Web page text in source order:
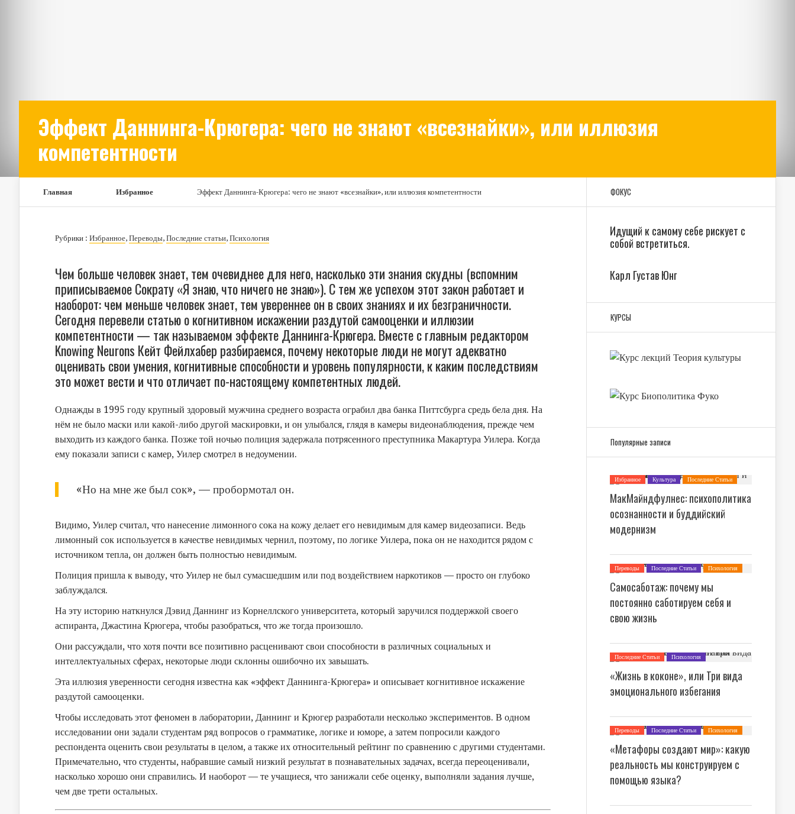
Эффект Даннинга-Крюгера: чего не знают «всезнайки», или иллюзия
компетентности
Главная Избранное Эффект Даннинга-Крюгера: чего не знают «всезнайки», или иллюзия компетентности
Рубрики : Избранное, Переводы, Последние статьи, Психология
Чем больше человек знает, тем очевиднее для него, насколько эти знания скудны (вспомним
приписываемое Сократу «Я знаю, что ничего не знаю»). С тем же успехом этот закон работает и
наоборот: чем меньше человек знает, тем увереннее он в своих знаниях и их безграничности.
Сегодня перевели статью о когнитивном искажении раздутой самооценки и иллюзии
компетентности — так называемом эффекте Даннинга-Крюгера. Вместе с главным редактором
Knowing Neurons Кейт Фейлхабер разбираемся, почему некоторые люди не могут адекватно
оценивать свои умения, когнитивные способности и уровень популярности, к каким последствиям
это может вести и что отличает по-настоящему компетентных людей.
Однажды в 1995 году крупный здоровый мужчина среднего возраста ограбил два банка Питтсбурга средь бела дня. На
нём не было маски или какой-либо другой маскировки, и он улыбался, глядя в камеры видеонаблюдения, прежде чем
выходить из каждого банка. Позже той ночью полиция задержала потрясенного преступника Макартура Уилера. Когда
ему показали записи с камер, Уилер смотрел в недоумении.
«Но на мне же был сок», — пробормотал он.
Видимо, Уилер считал, что нанесение лимонного сока на кожу делает его невидимым для камер видеозаписи. Ведь
лимонный сок используется в качестве невидимых чернил, поэтому, по логике Уилера, пока он не находится рядом с
источником тепла, он должен быть полностью невидимым.
Полиция пришла к выводу, что Уилер не был сумасшедшим или под воздействием наркотиков — просто он глубоко
заблуждался.
На эту историю наткнулся Дэвид Даннинг из Корнеллского университета, который заручился поддержкой своего
аспиранта, Джастина Крюгера, чтобы разобраться, что же тогда произошло.
Они рассуждали, что хотя почти все позитивно расценивают свои способности в различных социальных и
интеллектуальных сферах, некоторые люди склонны ошибочно их завышать.
Эта иллюзия уверенности сегодня известна как «эффект Даннинга-Крюгера» и описывает когнитивное искажение
раздутой самооценки.
Чтобы исследовать этот феномен в лаборатории, Даннинг и Крюгер разработали несколько экспериментов. В одном
исследовании они задали студентам ряд вопросов о грамматике, логике и юморе, а затем попросили каждого
респондента оценить свои результаты в целом, а также их относительный рейтинг по сравнению с другими студентами.
Примечательно, что студенты, набравшие самый низкий результат в познавательных задачах, всегда переоценивали,
насколько хорошо они справились. И наоборот — те учащиеся, что занижали себе оценку, выполняли задания лучше,
чем две трети остальных.
ФОКУС
Идущий к самому себе рискует с
собой встретиться.
Карл Густав Юнг
КУРСЫ
Популярные записи
Избранное Культура
Последние Статьи
МакМайндфулнес: психополитика
осознанности и буддийский
модернизм
Переводы Последние Статьи Психология
Самосаботаж: почему мы
постоянно саботируем себя и
свою жизнь
Последние Статьи Психология
«Жизнь в коконе», или Три вида
эмоционального избегания
Переводы Последние Статьи
Психология
«Метафоры создают мир»: какую
реальность мы конструируем с
помощью языка?